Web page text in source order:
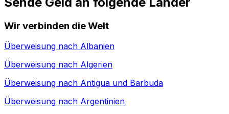
Wir verbinden die Welt
Überweisung nach Albanien
Überweisung nach Algerien
Überweisung nach Antigua und Barbuda
Überweisung nach Argentinien